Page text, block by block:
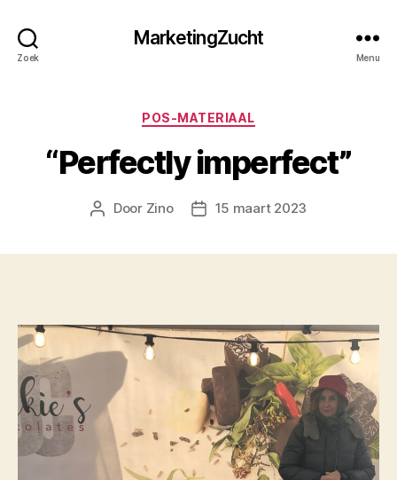
Zoek
MarketingZucht
Menu
Categorieën
POS-MATERIAAL
“Perfectly imperfect”
Berichtauteur
Door Zino Berichtdatum
15 maart 2023